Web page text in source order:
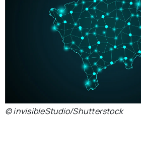
© invisibleStudio/Shutterstock